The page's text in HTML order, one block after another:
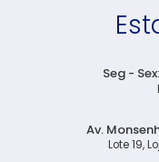
Seg -
Av.
Lote 19,